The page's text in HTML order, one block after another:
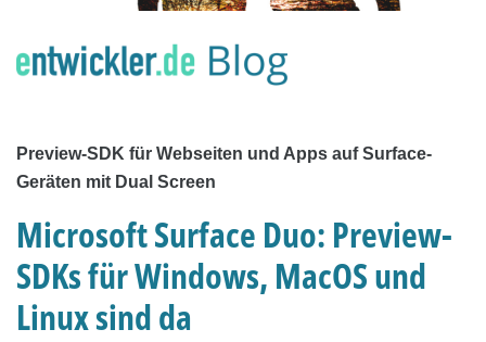
Preview-SDK für Webseiten und Apps auf Surface-
Geräten mit Dual Screen
Microsoft Surface Duo: Preview-
SDKs für Windows, MacOS und
Linux sind da